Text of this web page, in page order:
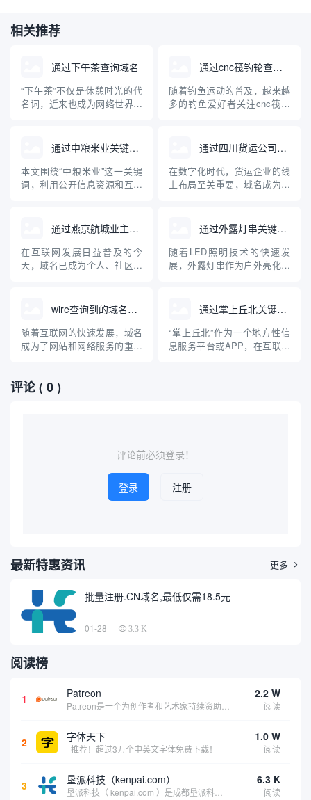
相关推荐
通过下午茶查询域名
“下午茶”不仅是休憩时光的代
名词，近来也成为网络世界中
营企业的朋友来说，快速、准
确地查询域名及其关联信息是
一项十分重要的任务。本文将
对“下午茶”域名查询工具的原
通过cnc筏钓轮查询域名
随着钓鱼运动的普及，越来越
多的钓鱼爱好者关注cnc筏钓
牌的域名注册及查询成为大家
关心的问题。本文将从“cnc筏
钓轮”出发，介绍如何查询相关
域名，并普及域名查询的基础
通过中粮米业关键词查询到的域名
本文围绕“中粮米业”这一关键
词，利用公开信息资源和互联
名，并探讨企业域名注册与保
护的重要性。通过具体案例，
普及企业开展网络布局、加强
品牌保护的科普知识，为中小
通过四川货运公司查询域名
在数字化时代，货运企业的线
上布局至关重要，域名成为企
公司查询其域名，以及域名在
货运行业中的重要作用，帮助
企业和个人规范管理和查询域
名，提高网络安全意识。
通过燕京航城业主群查询域名
在互联网发展日益普及的今
天，域名已成为个人、社区、
群”这样的社区组织，如何通过
群体资源、技术手段高效查找
相关域名，成为业主们关注的
话题。本文将介绍域名的基础
通过外露灯串关键词查询到的域名
随着LED照明技术的快速发
展，外露灯串作为户外亮化工
升。用户或企业在选择外露灯
串产品时，经常通过关键词搜
索，以获得相关的资讯、产品
或供应商信息。本文介绍了通
wire查询到的域名网站
随着互联网的快速发展，域名
成为了网站和网络服务的重要
具或关键词，帮助用户查询特
定的域名及其相关信息。本文
通过掌上丘北关键词查询到的域名
“掌上丘北”作为一个地方性信
息服务平台或APP，在互联网
开...
评论( 0 )
评论前必须登录！
登录 注册
最新特惠资讯 更多 
批量注册.CN域名,最低仅需18.5元
01-28 3.3 K
阅读榜
1 Patreon 2.2 W
阅读
2 字体天下
推荐！超过3万个中英文字体免费下载！
1.0 W
阅读
3 垦派科技（kenpai.com） 6.3 K
阅读